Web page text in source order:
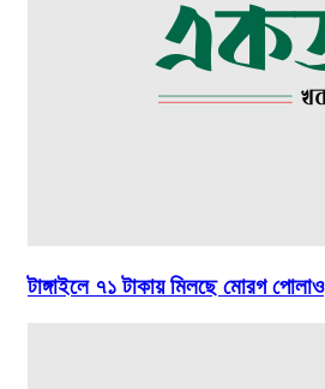
টাঙ্গাইলে ৭১ টাকায় মিলছে মোরগ পোলাও